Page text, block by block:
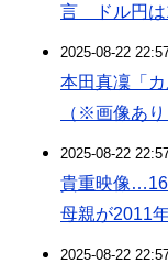
言 ドル円は
2025-08-22
本田真凜「
（※画像あり
2025-08-22
貴重映像…16
母親が2011
2025-08-22